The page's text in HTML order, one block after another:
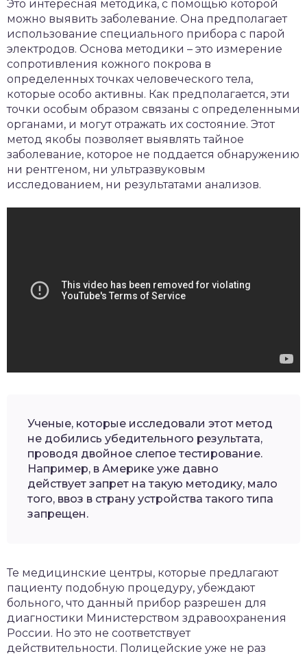
Это интересная методика, с помощью которой
можно выявить заболевание. Она предполагает
использование специального прибора с парой
электродов. Основа методики – это измерение
сопротивления кожного покрова в
определенных точках человеческого тела,
которые особо активны. Как предполагается, эти
точки особым образом связаны с определенными
органами, и могут отражать их состояние. Этот
метод якобы позволяет выявлять тайное
заболевание, которое не поддается обнаружению
ни рентгеном, ни ультразвуковым
исследованием, ни результатами анализов.
Ученые, которые исследовали этот метод
не добились убедительного результата,
проводя двойное слепое тестирование.
Например, в Америке уже давно
действует запрет на такую методику, мало
того, ввоз в страну устройства такого типа
запрещен.
Те медицинские центры, которые предлагают
пациенту подобную процедуру, убеждают
больного, что данный прибор разрешен для
диагностики Министерством здравоохранения
России. Но это не соответствует
действительности. Полицейские уже не раз